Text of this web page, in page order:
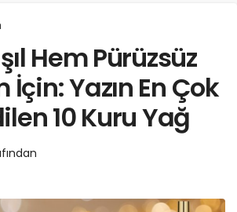
Hem Pürüzsüz
Yazın En Çok
10 Kuru Yağ